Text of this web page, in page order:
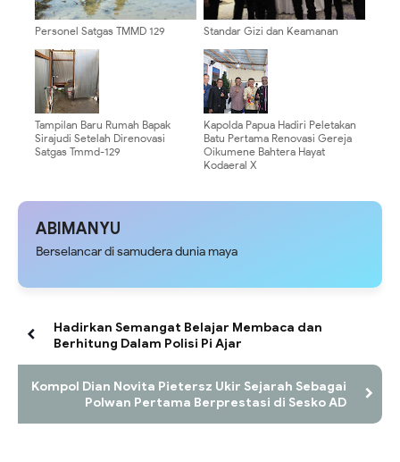
Personel Satgas TMMD 129
Lingkungan Bersih
Standar Gizi dan Keamanan
Dokkes Polda Papua Hadiri
Workshop Program Makan
Bergizi Gratis
Tampilan Baru Rumah Bapak
Sirajudi Setelah Direnovasi
Satgas Tmmd-129
Kapolda Papua Hadiri Peletakan
Batu Pertama Renovasi Gereja
Oikumene Bahtera Hayat
Kodaeral X
ABIMANYU
Berselancar di samudera dunia maya
Hadirkan Semangat Belajar Membaca dan
Berhitung Dalam Polisi Pi Ajar
Kompol Dian Novita Pietersz Ukir Sejarah Sebagai
Polwan Pertama Berprestasi di Sesko AD